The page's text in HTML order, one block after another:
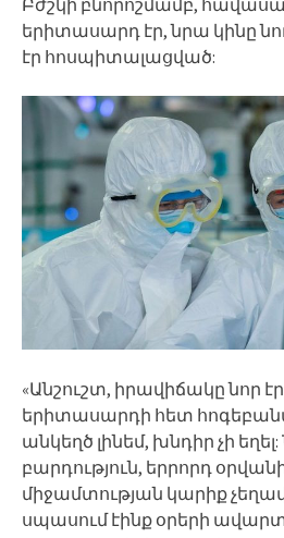
Բժշկի բնորոշմամբ,
երիտասարդ էր, նրա կինը
էր հոսպիտալացված:
«Անշուշտ, իրավիճակը նոր
երիտասարդի հետ
անկեղծ լինեմ, խնդիր չի
բարդություն, երրորդ
միջամտության կարիք
սպասում էինք օրերի